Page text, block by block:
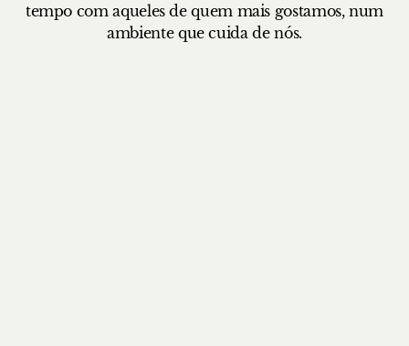
tempo com aqueles de quem mais gostamos, num
ambiente que cuida de nós.